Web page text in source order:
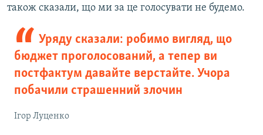
також сказали, що ми за це голосувати не будемо.
Уряду сказали: робимо вигляд, що
бюджет проголосований, а тепер ви
постфактум давайте верстайте. Учора
побачили страшенний злочин
Ігор Луценко